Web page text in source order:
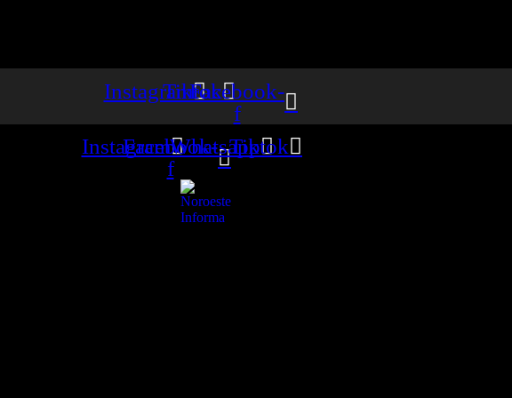
InstagramTiktok
Facebook-
f
Instagram
Facebook-
f
WhatsappTiktok